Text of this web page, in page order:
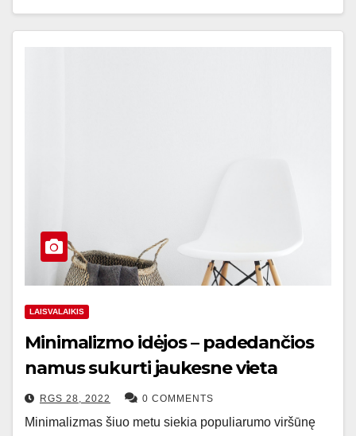
LAISVALAIKIS
Minimalizmo idėjos – padedančios
namus sukurti jaukesne vieta
RGS 28, 2022 0 COMMENTS
Minimalizmas šiuo metu siekia populiarumo viršūnę